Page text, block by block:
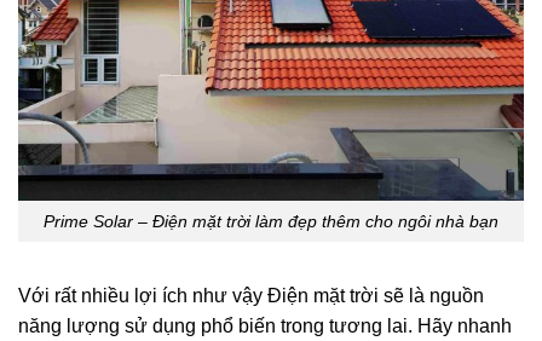
Prime Solar – Điện mặt trời làm đẹp thêm cho ngôi nhà bạn
Với rất nhiều lợi ích như vậy Điện mặt trời sẽ là nguồn
năng lượng sử dụng phổ biến trong tương lai. Hãy nhanh